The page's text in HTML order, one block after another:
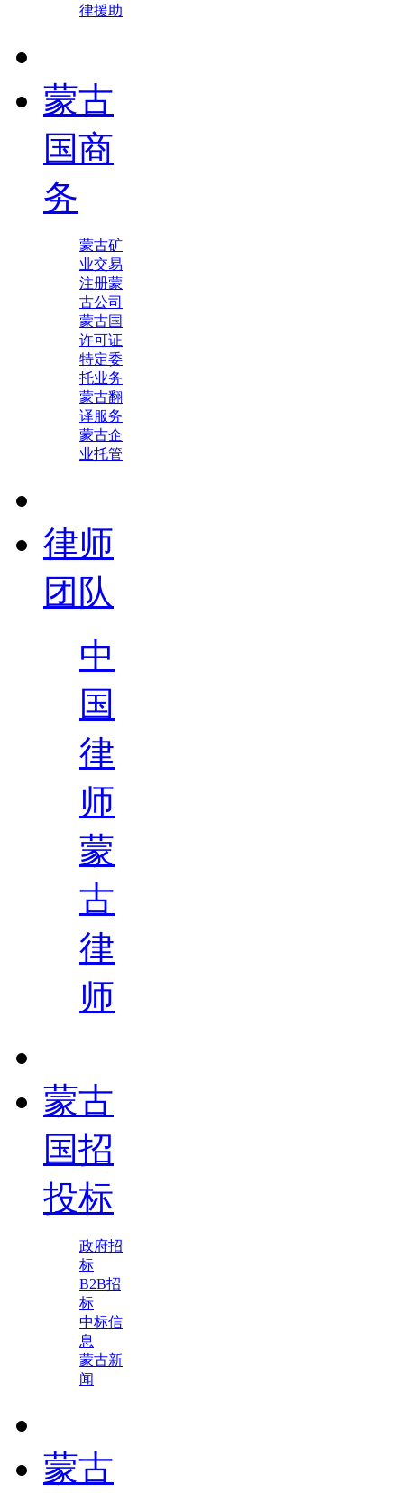
律援助
蒙古
国商
务
蒙古矿
业交易
注册蒙
古公司
蒙古国
许可证
特定委
托业务
蒙古翻
译服务
蒙古企
业托管
律师
团队
中
国
律
师
蒙
古
律
师
蒙古
国招
投标
政府招
标
B2B招
标
中标信
息
蒙古新
闻
蒙古